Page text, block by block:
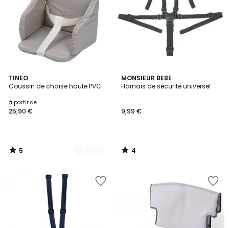
TINEO
Coussin de chaise haute PVC
à partir de
25,90 €
5
/
2
Couleurs
5
/
MONSIEUR BEBE
Harnais de sécurité universel
9,99 €
4
/
4
/